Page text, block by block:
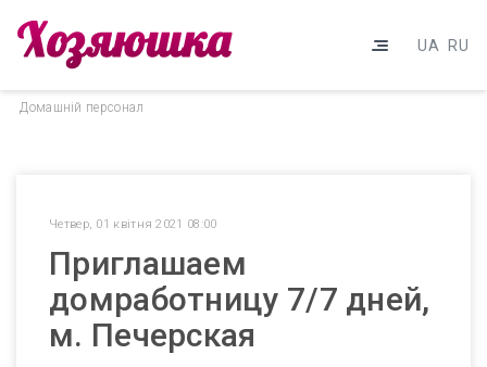
UA RU
Домашнiй персонал
Четвер, 01 квітня 2021 08:00
Приглашаем
домработницу 7/7 дней,
м. Печерская